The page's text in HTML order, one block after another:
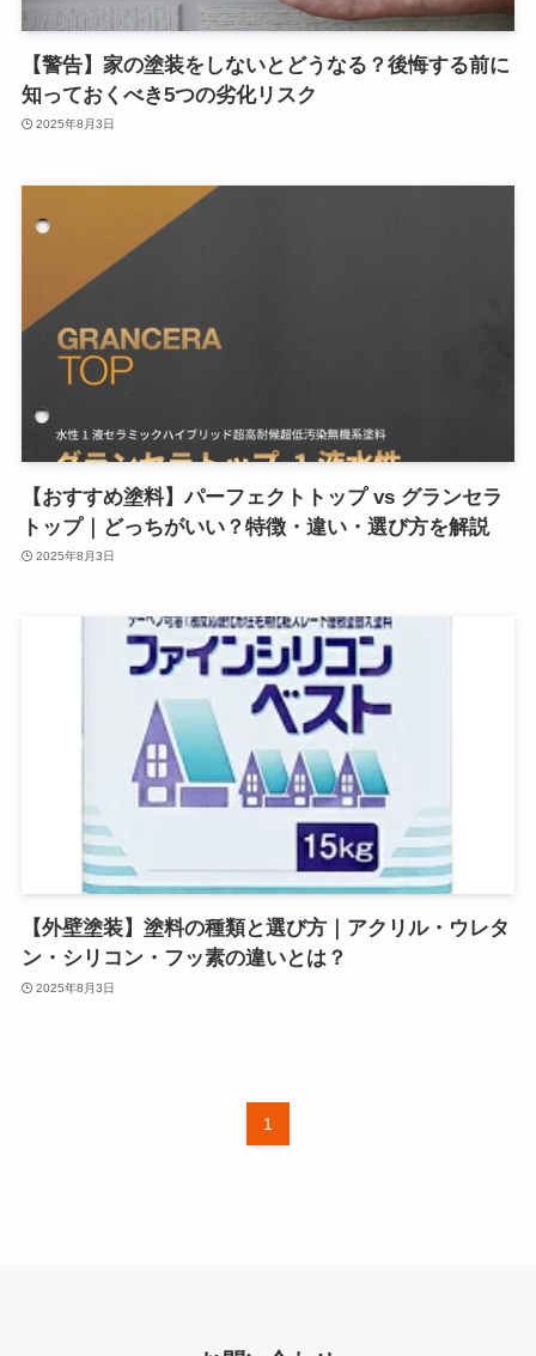
【警告】家の塗装をしないとどうなる？後悔する前に
知っておくべき5つの劣化リスク
2025年8月3日
【おすすめ塗料】パーフェクトトップ vs グランセラ
トップ｜どっちがいい？特徴・違い・選び方を解説
2025年8月3日
【外壁塗装】塗料の種類と選び方｜アクリル・ウレタ
ン・シリコン・フッ素の違いとは？
2025年8月3日
1